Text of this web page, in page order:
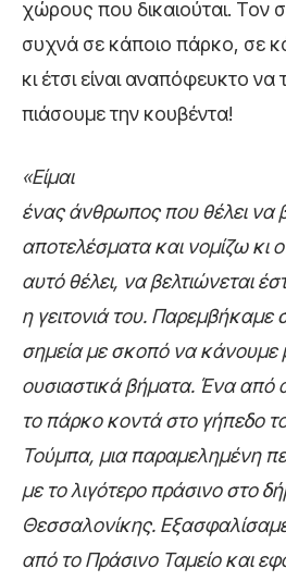
χώρους που δικαιούται. Τον
συχνά σε κάποιο πάρκο, σε
κι έτσι είναι αναπόφευκτο να
πιάσουμε την κουβέντα!
«Είμαι
ένας άνθρωπος που θέλει να
αποτελέσματα και νομίζω κι
αυτό θέλει, να βελτιώνεται
η γειτονιά του. Παρεμβήκαμε
σημεία με σκοπό να κάνουμε
ουσιαστικά βήματα. Ένα από
το πάρκο κοντά στο γήπεδο
Τούμπα, μια παραμελημένη
με το λιγότερο πράσινο στο
Θεσσαλονίκης.
από το Πράσινο Ταμείο και